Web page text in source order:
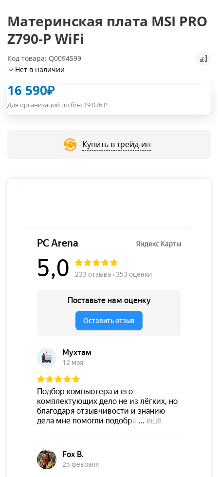
Материнская плата MSI PRO
Z790-P WiFi
Код товара: Q0094599
Нет в наличии
16 590₽
Для организаций по б/н: 19 076₽
Купить в трейд-ин